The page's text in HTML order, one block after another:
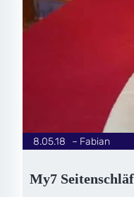
My7
Fabian
8.05.18